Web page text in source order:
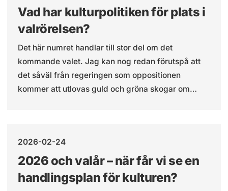
Vad har kulturpolitiken för plats i
valrörelsen?
Det här numret handlar till stor del om det
kommande valet. Jag kan nog redan förutspå att
det såväl från regeringen som oppositionen
kommer att utlovas guld och gröna skogar om
2026-02-24
2026 och valår – när får vi se en
handlingsplan för kulturen?